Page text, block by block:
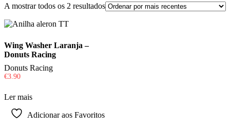
A mostrar todos os 2 resultadosOrdenado
Wing Washer Laranja –
Donuts Racing
Donuts Racing
€3.90
Ler mais
Adicionar aos Favoritos